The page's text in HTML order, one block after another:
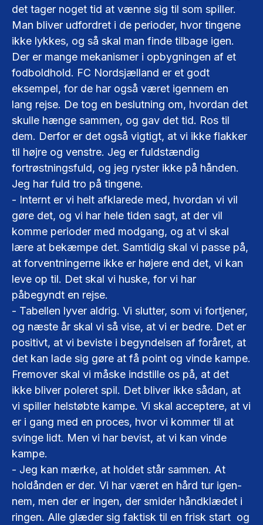
det tager noget tid at vænne sig til som spiller.
Man bliver udfordret i de perioder, hvor tingene
ikke lykkes, og så skal man finde tilbage igen.
Der er mange mekanismer i opbygningen af et
fodboldhold. FC Nordsjælland er et godt
eksempel, for de har også været igennem en
lang rejse. De tog en beslutning om, hvordan det
skulle hænge sammen, og gav det tid. Ros til
dem. Derfor er det også vigtigt, at vi ikke flakker
til højre og venstre. Jeg er fuldstændig
fortrøstningsfuld, og jeg ryster ikke på hånden.
Jeg har fuld tro på tingene.
- Internt er vi helt afklarede med, hvordan vi vil
gøre det, og vi har hele tiden sagt, at der vil
komme perioder med modgang, og at vi skal
lære at bekæmpe det. Samtidig skal vi passe på,
at forventningerne ikke er højere end det, vi kan
leve op til. Det skal vi huske, for vi har
påbegyndt en rejse.
- Tabellen lyver aldrig. Vi slutter, som vi fortjener,
og næste år skal vi så vise, at vi er bedre. Det er
positivt, at vi beviste i begyndelsen af foråret, at
det kan lade sig gøre at få point og vinde kampe.
Fremover skal vi måske indstille os på, at det
ikke bliver poleret spil. Det bliver ikke sådan, at
vi spiller helstøbte kampe. Vi skal acceptere, at vi
er i gang med en proces, hvor vi kommer til at
svinge lidt. Men vi har bevist, at vi kan vinde
kampe.
- Jeg kan mærke, at holdet står sammen. At
holdånden er der. Vi har været en hård tur igen-
nem, men der er ingen, der smider håndklædet i
ringen. Alle glæder sig faktisk til en frisk start og